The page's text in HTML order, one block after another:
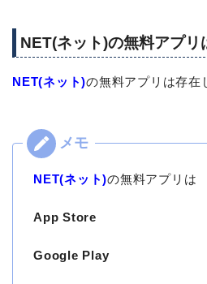
NET(ネット)の無料アプリ
NET(ネット)の無料アプリは存在
NET(ネット)の無料アプリは
App Store
Google Play